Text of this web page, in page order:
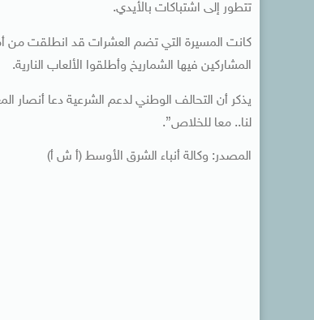
تتطور إلى اشتباكات بالأيدي.
كانت المسيرة التي تضم العشرات قد انطلقت
المشاركين فيها الشماريخ وأطلقوا الألعاب النارية.
يذكر أن التحالف الوطني لدعم الشرعية دعا
لنا.. معا للخلاص”.
المصدر: وكالة أنباء الشرق الأوسط (أ ش أ)